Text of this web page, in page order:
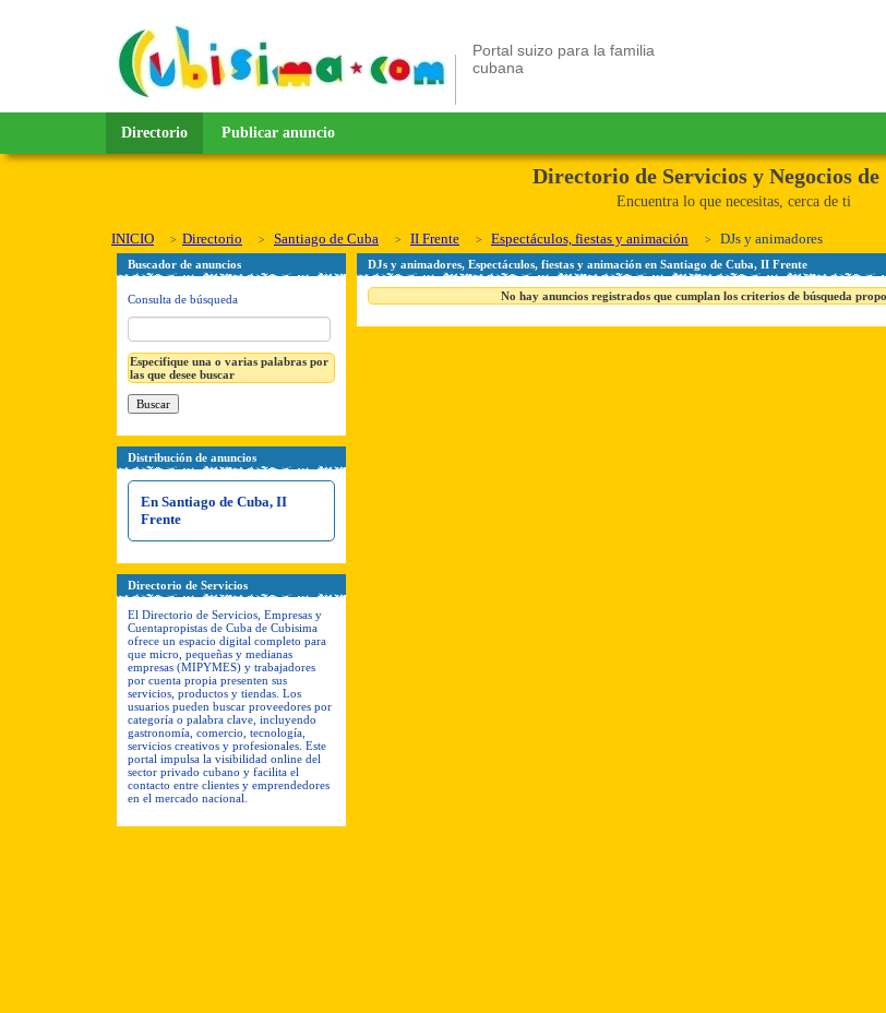
Portal suizo para la familia
cubana
Directorio Publicar anuncio
Directorio de Servicios y Negocios de
Encuentra lo que necesitas, cerca de ti
INICIO Directorio Santiago de Cuba II Frente Espectáculos, fiestas y animación DJs y animadores
Buscador de anuncios
Consulta de búsqueda
Especifique una o varias palabras por
las que desee buscar
Distribución de anuncios
En Santiago de Cuba, II
Frente
Directorio de Servicios
El Directorio de Servicios, Empresas y
Cuentapropistas de Cuba de Cubisima
ofrece un espacio digital completo para
que micro, pequeñas y medianas
empresas (MIPYMES) y trabajadores
por cuenta propia presenten sus
servicios, productos y tiendas. Los
usuarios pueden buscar proveedores por
categoría o palabra clave, incluyendo
gastronomía, comercio, tecnología,
servicios creativos y profesionales. Este
portal impulsa la visibilidad online del
sector privado cubano y facilita el
contacto entre clientes y emprendedores
en el mercado nacional.
DJs y animadores, Espectáculos, fiestas y animación en Santiago de Cuba, II Frente
No hay anuncios registrados que cumplan los criterios de búsqueda